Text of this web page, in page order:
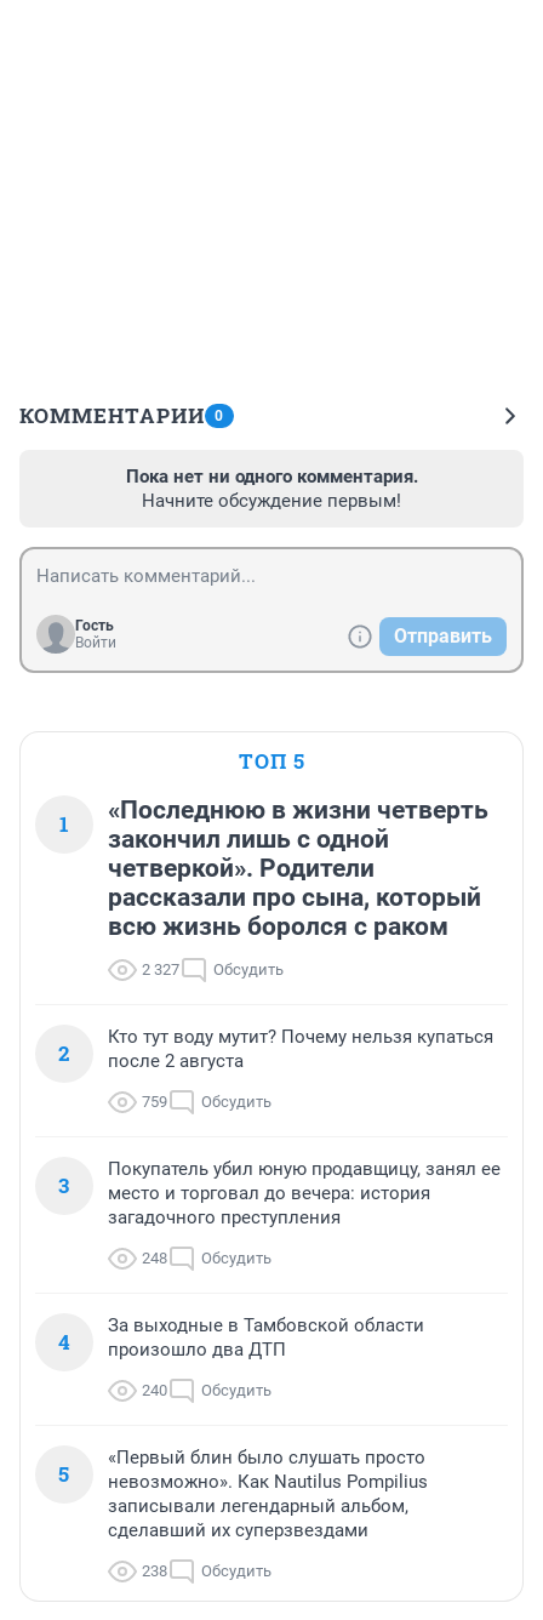
КОММЕНТАРИИ 0
Пока нет ни одного комментария.
Начните обсуждение первым!
Гость
Войти
Отправить
ТОП 5
1
«Последнюю в жизни четверть
закончил лишь с одной
четверкой». Родители
рассказали про сына, который
всю жизнь боролся с раком
2 327 Обсудить
2
Кто тут воду мутит? Почему нельзя купаться
после 2 августа
759 Обсудить
3
Покупатель убил юную продавщицу, занял ее
место и торговал до вечера: история
загадочного преступления
248 Обсудить
4
За выходные в Тамбовской области
произошло два ДТП
240 Обсудить
5
«Первый блин было слушать просто
невозможно». Как Nautilus Pompilius
записывали легендарный альбом,
сделавший их суперзвездами
238 Обсудить